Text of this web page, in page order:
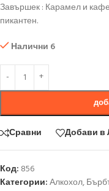
Завършек : Карамел и
пикантен.
Налични 6
Сравни Добави
Код: 856
Категории:Алкохол,